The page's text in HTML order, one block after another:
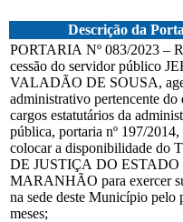
Descrição da
PORTARIA Nº 083/2023 –
cessão do servidor público
VALADÃO DE SOUSA,
administrativo pertencente do
cargos estatutários da
pública, portaria nº 197/
colocar a disponibilidade do
DE JUSTIÇA DO ESTADO
MARANHÃO para exercer
na sede deste Município pelo
meses;